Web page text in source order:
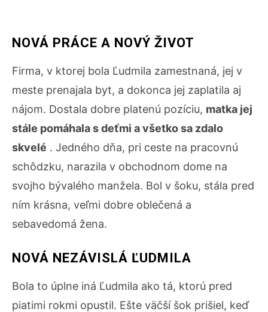
NOVÁ PRÁCE A NOVÝ ŽIVOT
Firma, v ktorej bola Ľudmila zamestnaná, jej v
meste prenajala byt, a dokonca jej zaplatila aj
nájom. Dostala dobre platenú pozíciu, matka jej
stále pomáhala s deťmi a všetko sa zdalo
skvelé . Jedného dňa, pri ceste na pracovnú
schôdzku, narazila v obchodnom dome na
svojho bývalého manžela. Bol v šoku, stála pred
ním krásna, veľmi dobre oblečená a
sebavedomá žena.
NOVÁ NEZÁVISLÁ ĽUDMILA
Bola to úplne iná Ľudmila ako tá, ktorú pred
piatimi rokmi opustil. Ešte väčší šok prišiel, keď